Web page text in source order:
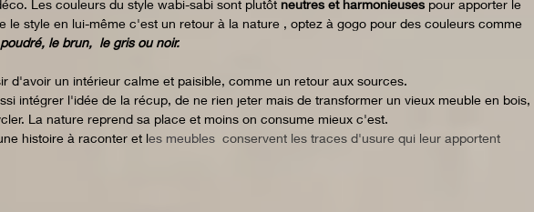
Les couleurs du style wabi-sabi sont plutôt neutres et harmonieuses pour apporter le
le style en lui-même c'est un retour à la nature , optez à gogo pour des couleurs comme
le brun,  le gris ou noir.
d'avoir un intérieur calme et paisible, comme un retour aux sources.
intégrer l'idée de la récup, de ne rien jeter mais de transformer un vieux meuble en bois,
La nature reprend sa place et moins on consume mieux c'est.
histoire à raconter et les meubles conservent les traces d'usure qui leur apportent